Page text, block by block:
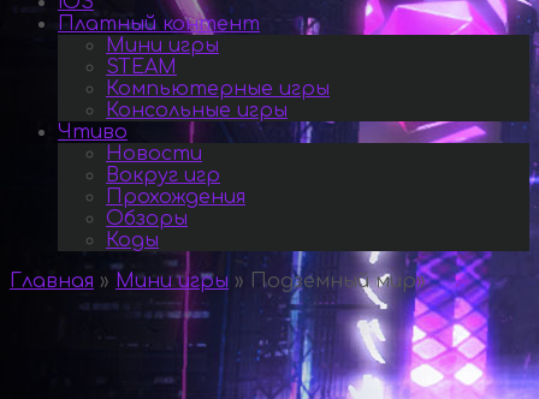
Платный контент
Мини игры
STEAM
Компьютерные игры
Консольные игры
Чтиво
Новости
Вокруг игр
Прохождения
Обзоры
Коды
Главная » Мини игры » Подземный мир»